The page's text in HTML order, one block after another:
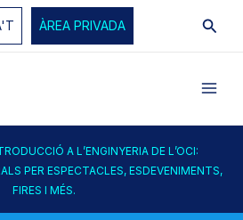
ÀREA PRIVADA
A L’ENGINYERIA DE L’OCI:
PER ESPECTACLES, ESDEVENIMENTS,
FIRES I MÉS.